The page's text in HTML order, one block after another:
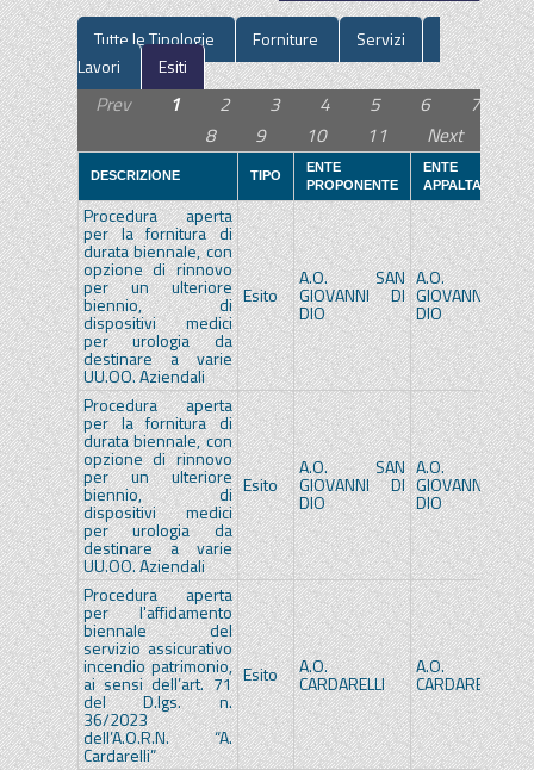
Tutte le Tipologie Forniture
Servizi
Lavori
Esiti
Prev 1 2 3 4 5 6
7
8
9 10 11 Next
DESCRIZIONE TIPO
ENTE
PROPONENTE
ENTE
APPALTANTE
Procedura aperta
per la fornitura di
durata biennale, con
opzione di rinnovo
per un ulteriore
biennio, di
dispositivi medici
per urologia da
destinare a varie
UU.OO. Aziendali
Esito
A.O. SAN
GIOVANNI DI
DIO
A.O. SAN
GIOVANNI DI
DIO
Procedura aperta
per la fornitura di
durata biennale, con
opzione di rinnovo
per un ulteriore
biennio, di
dispositivi medici
per urologia da
destinare a varie
UU.OO. Aziendali
Esito
A.O. SAN
GIOVANNI DI
DIO
A.O. SAN
GIOVANNI DI
DIO
Procedura aperta
per l'affidamento
biennale del
servizio assicurativo
incendio patrimonio,
ai sensi dell’art. 71
del D.lgs. n.
36/2023
dell’A.O.R.N. “A.
Cardarelli”
Esito A.O.
CARDARELLI
A.O.
CARDARELLI